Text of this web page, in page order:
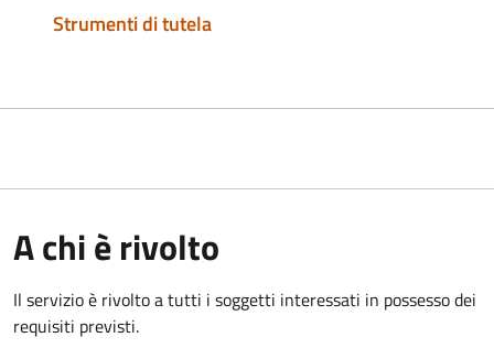
Strumenti di tutela
A chi è rivolto
Il servizio è rivolto a tutti i soggetti interessati in possesso dei
requisiti previsti.